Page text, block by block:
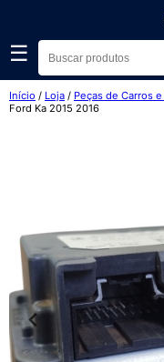
☰
Início / Loja / Peças de Carros
Ford Ka 2015 2016